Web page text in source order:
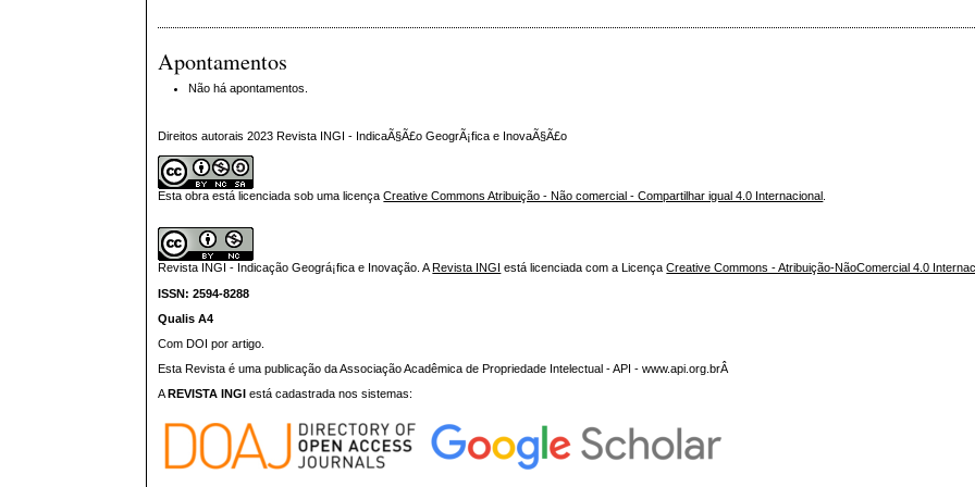
Apontamentos
Não há apontamentos.
Direitos autorais 2023 Revista INGI - IndicaÃ§Ã£o GeogrÃ¡fica e InovaÃ§Ã£o
Esta obra está licenciada sob uma licençaCreative Commons Atribuição - Não comercial - Compartilhar igual 4.0 Internacional
Revista INGI - Indicação Geográ¡fica e Inovação.A Revista INGI está licenciada com a LicençaCreative Commons - Atribuição-NãoComercial 4.0
ISSN: 2594-8288
Qualis A4
Com DOI por artigo.
Esta Revista é uma publicação da Associação Acadêmica de Propriedade Intelectual - API - www.api.org.brÂ
A REVISTA INGI está cadastrada nos sistemas: